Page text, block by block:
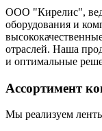
ООО "Кирелис",
оборудования и
отраслей. Наша
и оптимальные
Ассортимент
Мы реализуем